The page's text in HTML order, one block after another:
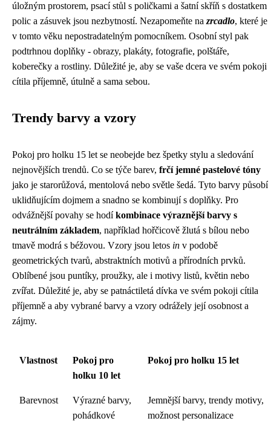
úložným prostorem, psací stůl s poličkami a šatní skříň s dostatkem
polic a zásuvek jsou nezbytností. Nezapomeňte na zrcadlo, které je
v tomto věku nepostradatelným pomocníkem. Osobní styl pak
podtrhnou doplňky - obrazy, plakáty, fotografie, polštáře,
koberečky a rostliny. Důležité je, aby se vaše dcera ve svém pokoji
cítila příjemně, útulně a sama sebou.
Trendy barvy a vzory
Pokoj pro holku 15 let se neobejde bez špetky stylu a sledování
nejnovějších trendů. Co se týče barev, frčí jemné pastelové tóny
jako je starorůžová, mentolová nebo světle šedá. Tyto barvy působí
uklidňujícím dojmem a snadno se kombinují s doplňky. Pro
odvážnější povahy se hodíkombinace výraznější barvy s
neutrálním základem, například hořčicově žlutá s bílou nebo
tmavě modrá s béžovou. Vzory jsou letos in v podobě
geometrických tvarů, abstraktních motivů a přírodních prvků.
Oblíbené jsou puntíky, proužky, ale i motivy listů, květin nebo
zvířat. Důležité je, aby se patnáctiletá dívka ve svém pokoji cítila
příjemně a aby vybrané barvy a vzory odrážely její osobnost a
zájmy.
Vlastnost
Pokoj pro
holku 10 let
Pokoj pro holku 15 let
Barevnost
Výrazné barvy,
pohádkové
Jemnější barvy, trendy motivy,
možnost personalizace